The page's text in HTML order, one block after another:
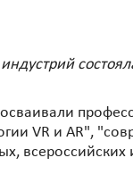
VR и AR",
всероссийских